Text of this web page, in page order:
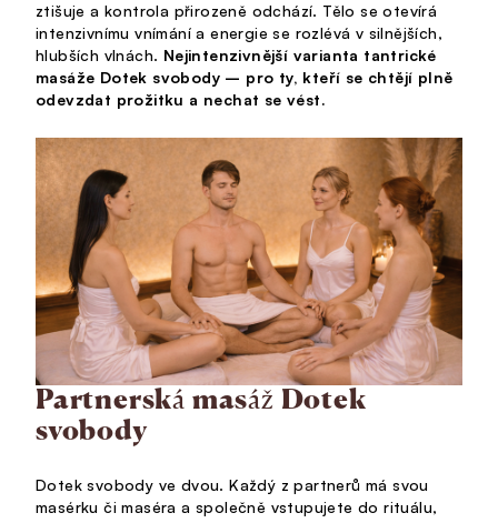
ztišuje a kontrola přirozeně odchází. Tělo se otevírá
intenzivnímu vnímání a energie se rozlévá v silnějších,
hlubších vlnách. Nejintenzivnější varianta tantrické
masáže Dotek svobody – pro ty, kteří se chtějí plně
odevzdat prožitku a nechat se vést.
Partnerská masáž Dotek
svobody
Dotek svobody ve dvou. Každý z partnerů má svou
masérku či maséra a společně vstupujete do rituálu,